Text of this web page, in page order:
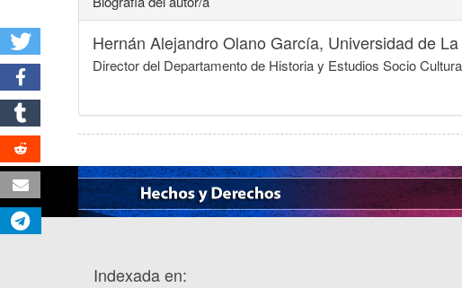
Hernán Alejandro Olano García, Universidad de
Director del Departamento de Historia y Estudios Socio
Indexada en: